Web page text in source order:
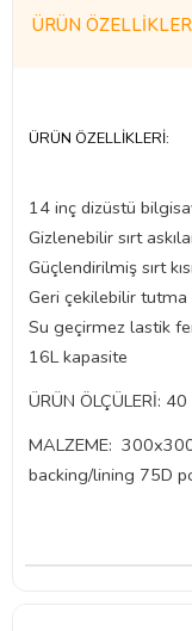
ÜRÜN
ÜRÜN ÖZELLİKLERİ:
14 inç dizüstü
Gizlenebilir sırt
Güçlendirilmiş sırt
Geri çekilebilir tutma
Su geçirmez lastik
16L kapasite
ÜRÜN ÖLÇÜLERİ:
MALZEME:
backing/lining 75D